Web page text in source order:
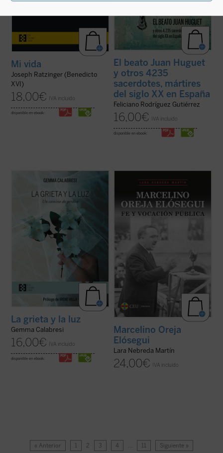
Mi vida
Joseph Ratzinger (Benedicto
XVI)
18,00€ IVA incluido
disponible en ebook:
El beato Juan Huguet
y otros 4235
sacerdotes, mártires
del siglo XX en España
Feliciano Rodríguez Gutiérrez
16,00€ IVA incluido
disponible en ebook:
Este libro es el relato de un viaje, el que
Calabresi, ha recorrido desde el día del
asesinato de su marido. Con prólogo de
La grieta y la luz
es un
testimonio intenso, conmovedor y sincero
La grieta y la luz
Gemma Calabresi
16,00€ IVA incluido
disponible en ebook:
mi padre, a quien no conocí, ya que fue
asesinado en Mondragón el 5 de octubre de
1934 estando mi madre embarazada de su
primer y único hijo; yo nací el 13 de febrero
Hace años ...(ver ficha)
Marcelino Oreja
Elósegui
Lara Nebreda Martín
24,00€ IVA incluido
« Anterior 1 2 3 4 … 11 Siguiente »